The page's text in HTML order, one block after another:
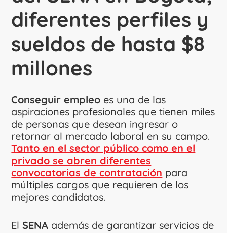
diferentes perfiles y
sueldos de hasta $8
millones
Conseguir empleo es una de las
aspiraciones profesionales que tienen miles
de personas que desean ingresar o
retornar al mercado laboral en su campo.
Tanto en el sector público como en el
privado se abren diferentes
convocatorias de contratación para
múltiples cargos que requieren de los
mejores candidatos.
ElSENA además de garantizar servicios de